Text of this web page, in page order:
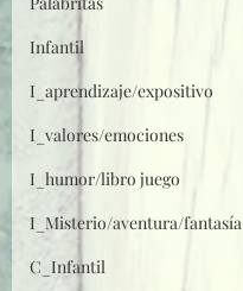
Infantil
I_aprendizaje/expositivo
I_valores/emociones
I_humor/libro juego
I_Misterio/aventura/fantasía
C_Infantil